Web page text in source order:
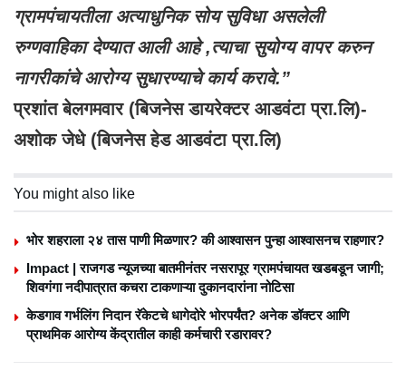
ग्रामपंचायतीला अत्याधुनिक सोय सुविधा असलेली
रुग्णवाहिका देण्यात आली आहे ,त्याचा सुयोग्य वापर करुन
नागरीकांचे आरोग्य सुधारण्याचे कार्य करावे.”
प्रशांत बेलगमवार (बिजनेस डायरेक्टर आडवंटा प्रा.लि)-
अशोक जेधे (बिजनेस हेड आडवंटा प्रा.लि)
You might also like
भोर शहराला २४ तास पाणी मिळणार? की आश्वासन पुन्हा आश्वासनच राहणार?
Impact | राजगड न्यूजच्या बातमीनंतर नसरापूर ग्रामपंचायत खडबडून जागी;
शिवगंगा नदीपात्रात कचरा टाकणाऱ्या दुकानदारांना नोटिसा
केडगाव गर्भलिंग निदान रॅकेटचे धागेदोरे भोरपर्यंत? अनेक डॉक्टर आणि
प्राथमिक आरोग्य केंद्रातील काही कर्मचारी रडारावर?